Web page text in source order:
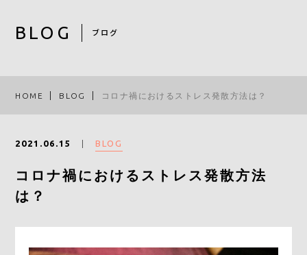
BLOG ブログ
HOME BLOG コロナ禍におけるストレス発散方法は？
2021.06.15 BLOG
コロナ禍におけるストレス発散方法
は？
090-9797-7698